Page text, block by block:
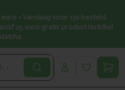
• Vandaag voor 13u besteld,
25 euro gratis product Nutribel